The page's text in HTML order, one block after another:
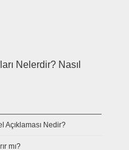
Nelerdir? Nasıl
Açıklaması Nedir?
mı?